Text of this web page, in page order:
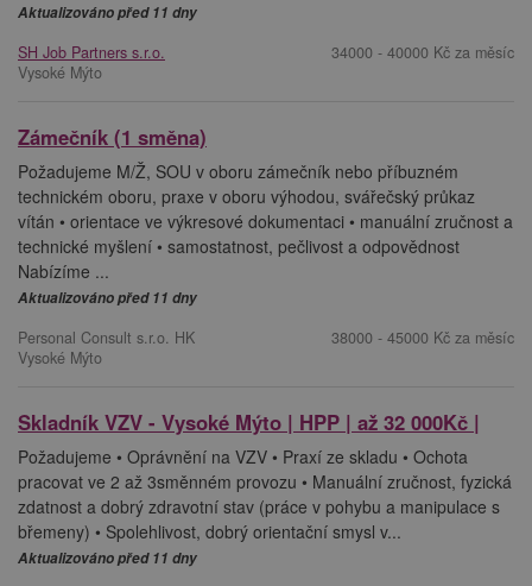
Aktualizováno před 11 dny
SH Job Partners s.r.o.
Vysoké Mýto
34000 - 40000 Kč za měsíc
Zámečník (1 směna)
Požadujeme M/Ž, SOU v oboru zámečník nebo příbuzném
technickém oboru, praxe v oboru výhodou, svářečský průkaz
vítán • orientace ve výkresové dokumentaci • manuální zručnost a
technické myšlení • samostatnost, pečlivost a odpovědnost
Nabízíme ...
Aktualizováno před 11 dny
Personal Consult s.r.o. HK
Vysoké Mýto
38000 - 45000 Kč za měsíc
Skladník VZV - Vysoké Mýto | HPP | až 32 000Kč |
Požadujeme • Oprávnění na VZV • Praxí ze skladu • Ochota
pracovat ve 2 až 3směnném provozu • Manuální zručnost, fyzická
zdatnost a dobrý zdravotní stav (práce v pohybu a manipulace s
břemeny) • Spolehlivost, dobrý orientační smysl v...
Aktualizováno před 11 dny